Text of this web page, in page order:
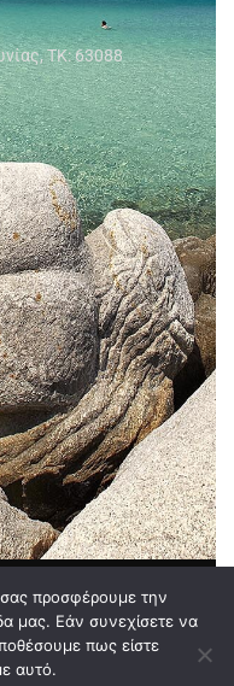
ΤΚ: 63088
προσφέρουμε την
μας. Εάν συνεχίσετε να
πως είστε
αυτό.